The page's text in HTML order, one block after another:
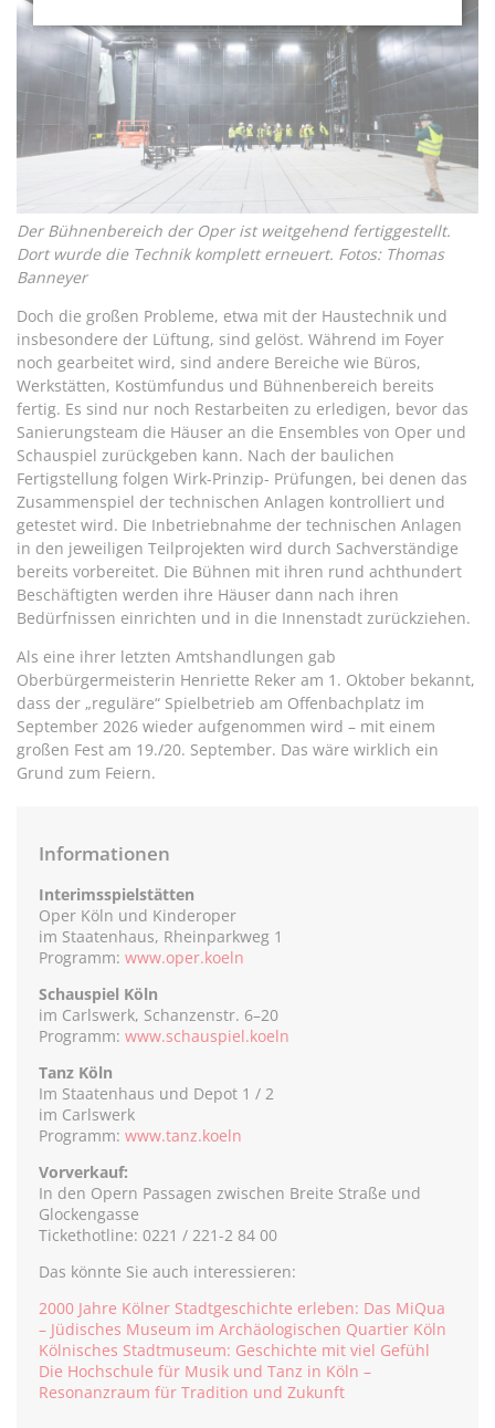
Der Bühnenbereich der Oper ist weitgehend fertiggestellt.
Dort wurde die Technik komplett erneuert. Fotos: Thomas
Banneyer
Doch die großen Probleme, etwa mit der Haustechnik und
insbesondere der Lüftung, sind gelöst. Während im Foyer
noch gearbeitet wird, sind andere Bereiche wie Büros,
Werkstätten, Kostümfundus und Bühnenbereich bereits
fertig. Es sind nur noch Restarbeiten zu erledigen, bevor das
Sanierungsteam die Häuser an die Ensembles von Oper und
Schauspiel zurückgeben kann. Nach der baulichen
Fertigstellung folgen Wirk-Prinzip- Prüfungen, bei denen das
Zusammenspiel der technischen Anlagen kontrolliert und
getestet wird. Die Inbetriebnahme der technischen Anlagen
in den jeweiligen Teilprojekten wird durch Sachverständige
bereits vorbereitet. Die Bühnen mit ihren rund achthundert
Beschäftigten werden ihre Häuser dann nach ihren
Bedürfnissen einrichten und in die Innenstadt zurückziehen.
Als eine ihrer letzten Amtshandlungen gab
Oberbürgermeisterin Henriette Reker am 1. Oktober bekannt,
dass der „reguläre“ Spielbetrieb am Offenbachplatz im
September 2026 wieder aufgenommen wird – mit einem
großen Fest am 19./20. September. Das wäre wirklich ein
Grund zum Feiern.
Informationen
Interimsspielstätten
Oper Köln und Kinderoper
im Staatenhaus, Rheinparkweg 1
Programm: www.oper.koeln
Schauspiel Köln
im Carlswerk, Schanzenstr. 6–20
Programm: www.schauspiel.koeln
Tanz Köln
Im Staatenhaus und Depot 1 / 2
im Carlswerk
Programm: www.tanz.koeln
Vorverkauf:
In den Opern Passagen zwischen Breite Straße und
Glockengasse
Tickethotline: 0221 / 221-2 84 00
Das könnte Sie auch interessieren:
2000 Jahre Kölner Stadtgeschichte erleben: Das MiQua
– Jüdisches Museum im Archäologischen Quartier Köln
Kölnisches Stadtmuseum: Geschichte mit viel Gefühl
Die Hochschule für Musik und Tanz in Köln –
Resonanzraum für Tradition und Zukunft